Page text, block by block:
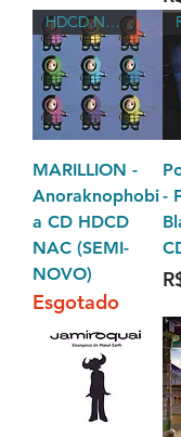
HDCD NAC SEMI-NOVO
MARILLION -
Anoraknophobi
a CD HDCD
NAC (SEMI-
NOVO)
Esgotado
-